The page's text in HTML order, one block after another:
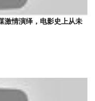
激情演绎，电影史上从未